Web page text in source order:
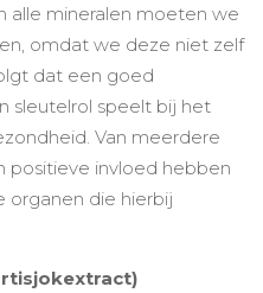
alle mineralen moeten we
omdat we deze niet zelf
dat een goed
sleutelrol speelt bij het
Van meerdere
positieve invloed hebben
organen die hierbij